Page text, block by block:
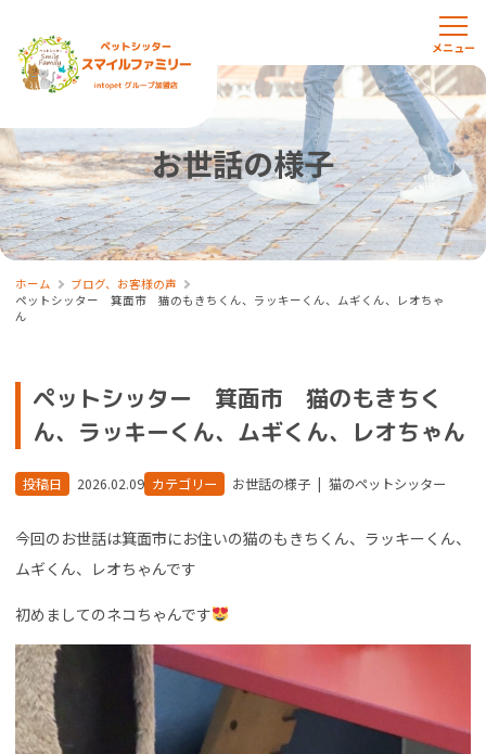
お世話の様子
ホーム
ブログ、お客様の声
ペットシッター 箕面市 猫のもきちくん、ラッキーくん、ムギくん、レオちゃ
ん
ペットシッター 箕面市 猫のもきちく
ん、ラッキーくん、ムギくん、レオちゃん
投稿日 2026.02.09 カテゴリー お世話の様子 | 猫のペットシッター
今回のお世話は箕面市にお住いの猫のもきちくん、ラッキーくん、
ムギくん、レオちゃんです
初めましてのネコちゃんです